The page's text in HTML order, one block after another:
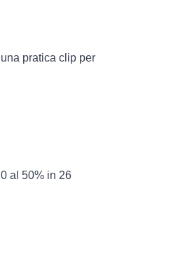
pratica clip per
al 50% in 26